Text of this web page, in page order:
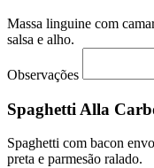
Massa linguine com
salsa e alho.
Observações
Spaghetti Alla
Spaghetti com bacon
preta e parmesão ralado.